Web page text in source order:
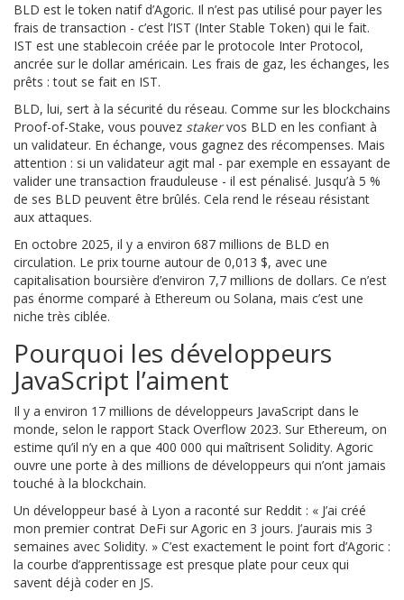
BLD est le token natif d’Agoric. Il n’est pas utilisé pour payer les
frais de transaction - c’est l’IST (Inter Stable Token) qui le fait.
IST est une stablecoin créée par le protocole Inter Protocol,
ancrée sur le dollar américain. Les frais de gaz, les échanges, les
prêts : tout se fait en IST.
BLD, lui, sert à la sécurité du réseau. Comme sur les blockchains
Proof-of-Stake, vous pouvez stakervos BLD en les confiant à
un validateur. En échange, vous gagnez des récompenses. Mais
attention : si un validateur agit mal - par exemple en essayant de
valider une transaction frauduleuse - il est pénalisé. Jusqu’à 5 %
de ses BLD peuvent être brûlés. Cela rend le réseau résistant
aux attaques.
En octobre 2025, il y a environ 687 millions de BLD en
circulation. Le prix tourne autour de 0,013 $, avec une
capitalisation boursière d’environ 7,7 millions de dollars. Ce n’est
pas énorme comparé à Ethereum ou Solana, mais c’est une
niche très ciblée.
Pourquoi les développeurs
JavaScript l’aiment
Il y a environ 17 millions de développeurs JavaScript dans le
monde, selon le rapport Stack Overflow 2023. Sur Ethereum, on
estime qu’il n’y en a que 400 000 qui maîtrisent Solidity. Agoric
ouvre une porte à des millions de développeurs qui n’ont jamais
touché à la blockchain.
Un développeur basé à Lyon a raconté sur Reddit : « J’ai créé
mon premier contrat DeFi sur Agoric en 3 jours. J’aurais mis 3
semaines avec Solidity. » C’est exactement le point fort d’Agoric :
la courbe d’apprentissage est presque plate pour ceux qui
savent déjà coder en JS.